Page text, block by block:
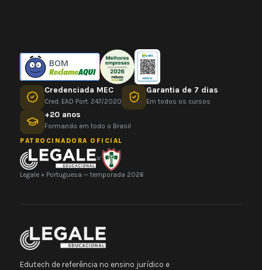
BOM
Credenciada MEC
Cred. EAD Port. 247/2020
Garantia de 7 dias
Em todos os cursos
+20 anos
Formando em todo o Brasil
PATROCINADORA OFICIAL
×
Legale × Portuguesa — temporada 2026
Edutech de referência no ensino jurídico e